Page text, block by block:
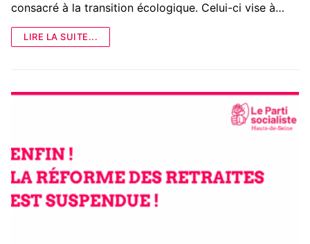
consacré à la transition écologique. Celui-ci vise à…
LIRE LA SUITE...